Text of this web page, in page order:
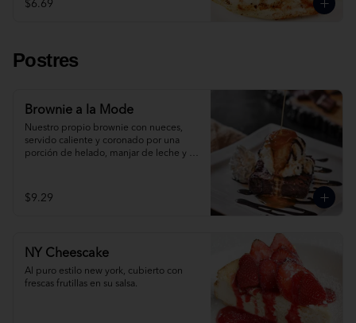
$6.69
Postres
Brownie a la Mode
Nuestro propio brownie con nueces,
servido caliente y coronado por una
porción de helado, manjar de leche y
$9.29
NY Cheescake
Al puro estilo new york, cubierto con
frescas frutillas en su salsa.